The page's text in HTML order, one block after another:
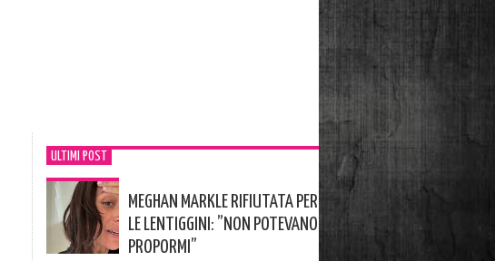
ULTIMI POST
MEGHAN MARKLE RIFIUTATA PER
LE LENTIGGINI: ”NON POTEVANO
PROPORMI”